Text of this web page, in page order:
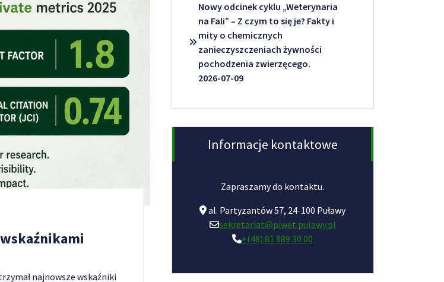
najnowsze wskaźniki
Nowy odcinek cyklu „Weterynaria
na Fali” – Z czym to się je? Fakty i
mity o chemicznych
zanieczyszczeniach żywności
pochodzenia zwierzęcego.
2026-07-09
Informacje kontaktowe
Zapraszamy do kontaktu.
al. Partyzantów 57, 24-100 Puławy
sekretariat@piwet.pulawy.pl
+(48) 81 889 30 00